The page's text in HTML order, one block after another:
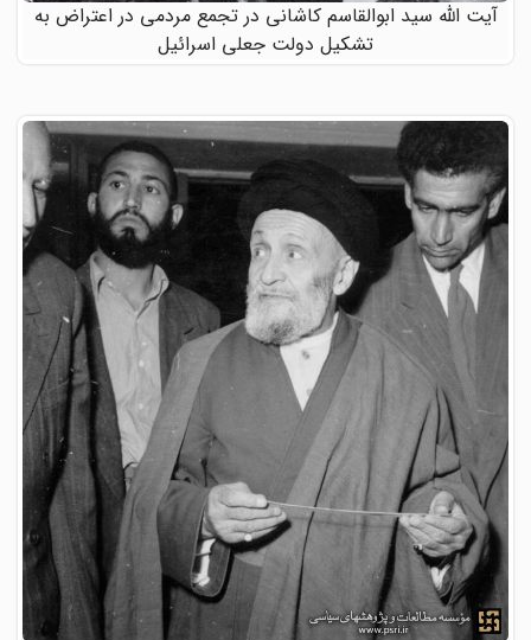
آیت الله سید ابوالقاسم کاشانی در تجمع مردمی در اعتراض به
تشکیل دولت جعلی اسرائیل